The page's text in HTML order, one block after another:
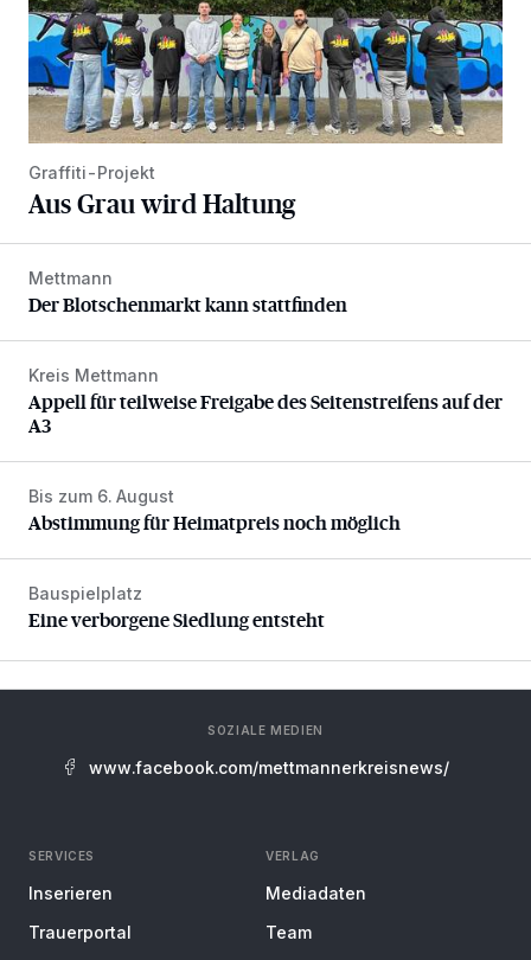
Graffiti-Projekt
Aus Grau wird Haltung
Der Blotschenmarkt kann stattfinden
Mettmann
Der Blotschenmarkt kann stattfinden
Appell für teilweise Freigabe des Seitenstreifens auf der A3
Kreis Mettmann
Appell für teilweise Freigabe des Seitenstreifens auf der
A3
Abstimmung für Heimatpreis noch möglich
Bis zum 6. August
Abstimmung für Heimatpreis noch möglich
Eine verborgene Siedlung entsteht
Bauspielplatz
Eine verborgene Siedlung entsteht
SOZIALE MEDIEN
www.facebook.com/mettmannerkreisnews/
SERVICES
Inserieren
Trauerportal
VERLAG
Mediadaten
Team